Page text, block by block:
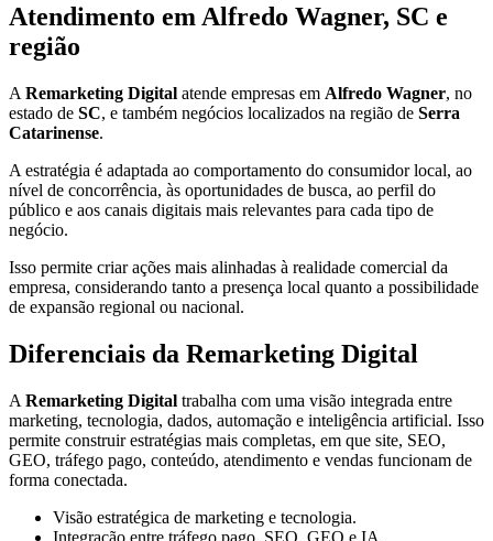
Atendimento em Alfredo Wagner, SC e
região
A Remarketing Digital atende empresas em Alfredo Wagner, no
estado de SC, e também negócios localizados na região de Serra
Catarinense.
A estratégia é adaptada ao comportamento do consumidor local, ao
nível de concorrência, às oportunidades de busca, ao perfil do
público e aos canais digitais mais relevantes para cada tipo de
negócio.
Isso permite criar ações mais alinhadas à realidade comercial da
empresa, considerando tanto a presença local quanto a possibilidade
de expansão regional ou nacional.
Diferenciais da Remarketing Digital
A Remarketing Digital trabalha com uma visão integrada entre
marketing, tecnologia, dados, automação e inteligência artificial. Isso
permite construir estratégias mais completas, em que site, SEO,
GEO, tráfego pago, conteúdo, atendimento e vendas funcionam de
forma conectada.
Visão estratégica de marketing e tecnologia.
Integração entre tráfego pago, SEO, GEO e IA.